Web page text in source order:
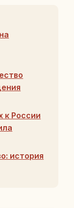
к России
история